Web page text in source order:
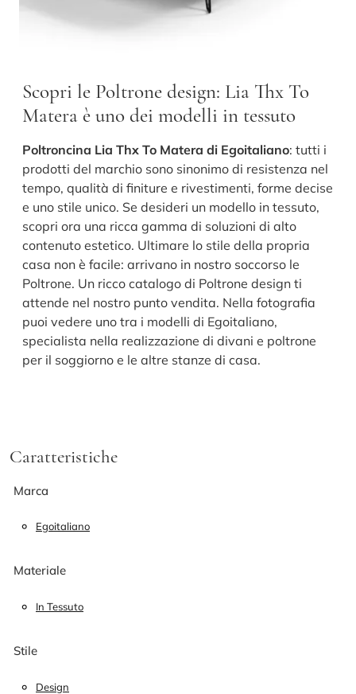
Scopri le Poltrone design: Lia Thx To
Matera è uno dei modelli in tessuto
Poltroncina Lia Thx To Matera di Egoitaliano: tutti i
prodotti del marchio sono sinonimo di resistenza nel
tempo, qualità di finiture e rivestimenti, forme decise
e uno stile unico. Se desideri un modello in tessuto,
scopri ora una ricca gamma di soluzioni di alto
contenuto estetico. Ultimare lo stile della propria
casa non è facile: arrivano in nostro soccorso le
Poltrone. Un ricco catalogo di Poltrone design ti
attende nel nostro punto vendita. Nella fotografia
puoi vedere uno tra i modelli di Egoitaliano,
specialista nella realizzazione di divani e poltrone
per il soggiorno e le altre stanze di casa.
Caratteristiche
Marca
Egoitaliano
Materiale
In Tessuto
Stile
Design